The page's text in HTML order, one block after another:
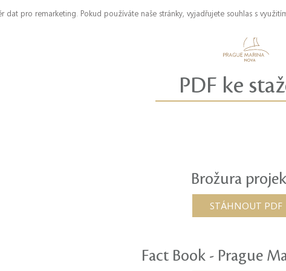
dat pro remarketing. Pokud používáte naše stránky, vyjadřujete souhlas s
PDF ke
Brožura
STÁHNOUT PDF
Fact Book - Prague